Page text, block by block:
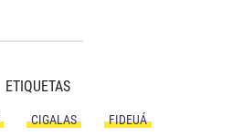
ETIQUETAS
CIGALAS FIDEUÁ